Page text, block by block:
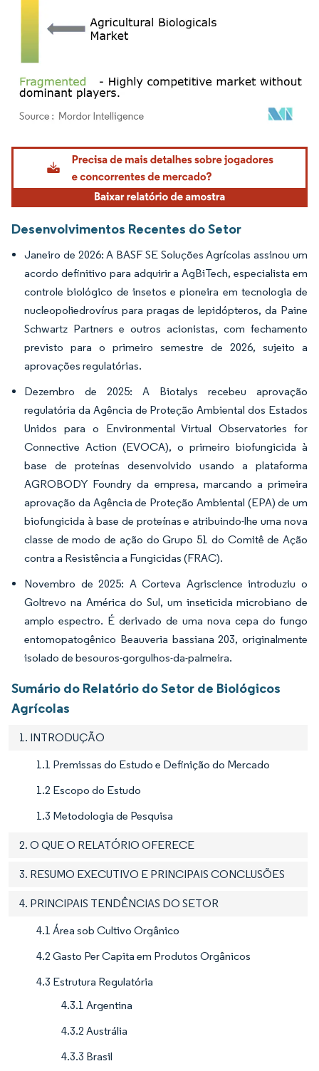
Imagem © Mordor Intelligence. O reuso requer atribuição conforme CC BY 4.0.
Desenvolvimentos Recentes do Setor
Janeiro de 2026: A BASF SE Soluções Agrícolas assinou um
acordo definitivo para adquirir a AgBiTech, especialista em
controle biológico de insetos e pioneira em tecnologia de
nucleopoliedrovírus para pragas de lepidópteros, da Paine
Schwartz Partners e outros acionistas, com fechamento
previsto para o primeiro semestre de 2026, sujeito a
aprovações regulatórias.
Dezembro de 2025: A Biotalys recebeu aprovação
regulatória da Agência de Proteção Ambiental dos Estados
Unidos para o Environmental Virtual Observatories for
Connective Action (EVOCA), o primeiro biofungicida à
base de proteínas desenvolvido usando a plataforma
AGROBODY Foundry da empresa, marcando a primeira
aprovação da Agência de Proteção Ambiental (EPA) de um
biofungicida à base de proteínas e atribuindo-lhe uma nova
classe de modo de ação do Grupo 51 do Comitê de Ação
contra a Resistência a Fungicidas (FRAC).
Novembro de 2025: A Corteva Agriscience introduziu o
Goltrevo na América do Sul, um inseticida microbiano de
amplo espectro. É derivado de uma nova cepa do fungo
entomopatogênico Beauveria bassiana 203, originalmente
isolado de besouros-gorgulhos-da-palmeira.
Sumário do Relatório do Setor de Biológicos
Agrícolas
1. INTRODUÇÃO
1.1 Premissas do Estudo e Definição do Mercado
1.2 Escopo do Estudo
1.3 Metodologia de Pesquisa
2. O QUE O RELATÓRIO OFERECE
3. RESUMO EXECUTIVO E PRINCIPAIS CONCLUSÕES
4. PRINCIPAIS TENDÊNCIAS DO SETOR
4.1 Área sob Cultivo Orgânico
4.2 Gasto Per Capita em Produtos Orgânicos
4.3 Estrutura Regulatória
4.3.1 Argentina
4.3.2 Austrália
4.3.3 Brasil